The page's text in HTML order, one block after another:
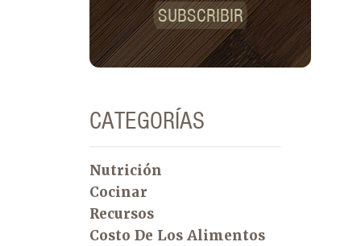
SUBSCRIBIR
CATEGORÍAS
Nutrición
Cocinar
Recursos
Costo De Los Alimentos